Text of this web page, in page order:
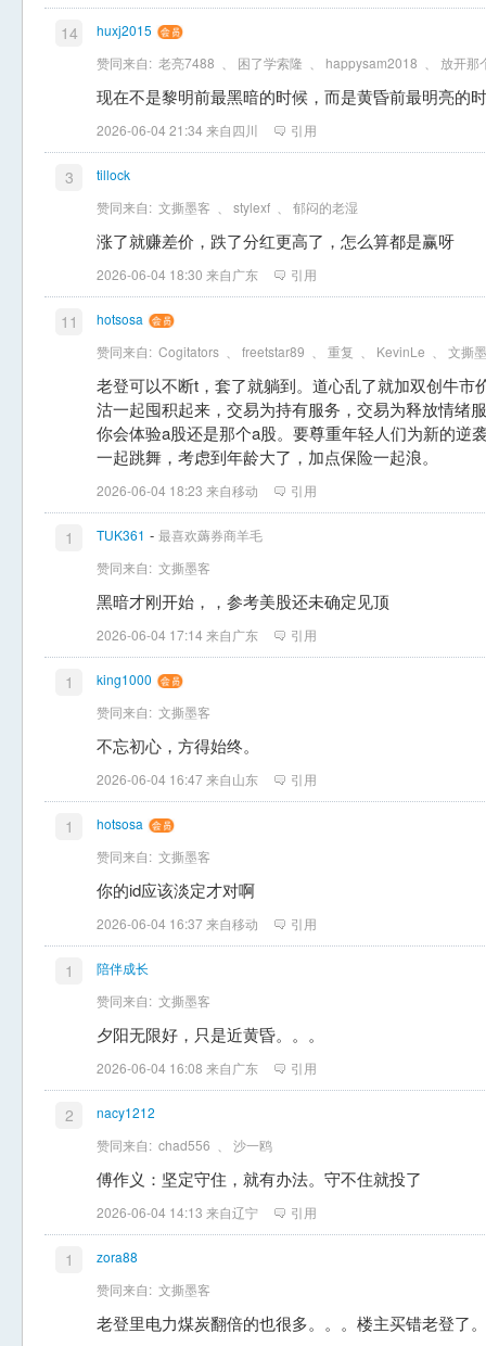
14
huxj2015
赞同来自: 老亮7488 困了学索隆 happysam2018 放开那
现在不是黎明前最黑暗的时候，而是黄昏前最明亮的
2026-06-04 21:34 来自四川 引用
3
tillock
赞同来自: 文撕墨客 stylexf 郁闷的老湿
涨了就赚差价，跌了分红更高了，怎么算都是赢呀
2026-06-04 18:30 来自广东 引用
11
hotsosa
赞同来自: Cogitators freetstar89 重复 KevinLe 文撕
老登可以不断t，套了就躺到。道心乱了就加双创牛市
沽一起囤积起来，交易为持有服务，交易为释放情绪
你会体验a股还是那个a股。要尊重年轻人们为新的逆
一起跳舞，考虑到年龄大了，加点保险一起浪。
2026-06-04 18:23 来自移动 引用
1 TUK361 - 最喜欢薅券商羊毛
赞同来自: 文撕墨客
黑暗才刚开始，，参考美股还未确定见顶
2026-06-04 17:14 来自广东 引用
1
king1000
赞同来自: 文撕墨客
不忘初心，方得始终。
2026-06-04 16:47 来自山东 引用
1
hotsosa
赞同来自: 文撕墨客
你的id应该淡定才对啊
2026-06-04 16:37 来自移动 引用
1
陪伴成长
赞同来自: 文撕墨客
夕阳无限好，只是近黄昏。。。
2026-06-04 16:08 来自广东 引用
2
nacy1212
赞同来自: chad556 沙一鸥
傅作义：坚定守住，就有办法。守不住就投了
2026-06-04 14:13 来自辽宁 引用
1
zora88
赞同来自: 文撕墨客
老登里电力煤炭翻倍的也很多。。。楼主买错老登了